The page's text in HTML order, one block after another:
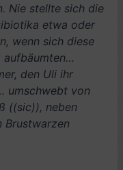
Nie stellte sich die
etwa oder
wenn sich diese
aufbäumten…
den Uli ihr
umschwebt von
((sic)), neben
Brustwarzen